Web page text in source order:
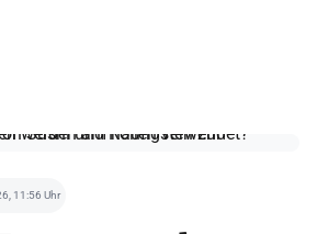
11:56 Uhr